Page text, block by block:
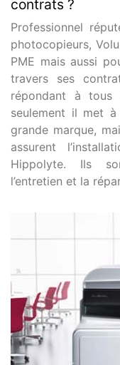
contrats ?
Professionnel
photocopieurs,
PME mais aussi
travers ses
répondant à tous
seulement il met
grande marque,
assurent
Hippolyte. Ils
l’entretien et la